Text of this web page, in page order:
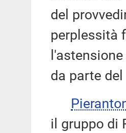
del
perplessità
da parte
il gruppo di